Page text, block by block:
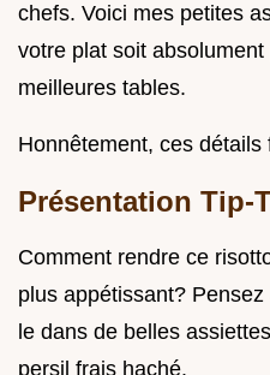
chefs. Voici mes petites
votre plat soit
meilleures tables.
Honnêtement, ces
Présentation Tip-
Comment rendre ce
plus appétissant?
le dans de belles
persil frais haché.